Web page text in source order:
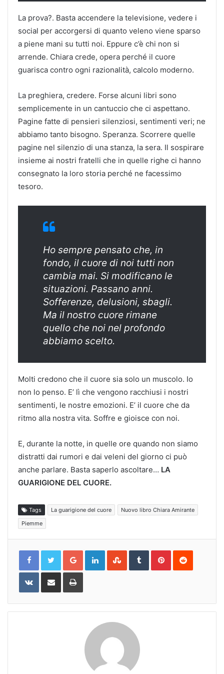
La prova?. Basta accendere la televisione, vedere i
social per accorgersi di quanto veleno viene sparso
a piene mani su tutti noi. Eppure c’è chi non si
arrende. Chiara crede, opera perché il cuore
guarisca contro ogni razionalità, calcolo moderno.
La preghiera, credere. Forse alcuni libri sono
semplicemente in un cantuccio che ci aspettano.
Pagine fatte di pensieri silenziosi, sentimenti veri; ne
abbiamo tanto bisogno. Speranza. Scorrere quelle
pagine nel silenzio di una stanza, la sera. Il sospirare
insieme ai nostri fratelli che in quelle righe ci hanno
consegnato la loro storia perché ne facessimo
tesoro.
Ho sempre pensato che, in
fondo, il cuore di noi tutti non
cambia mai. Si modificano le
situazioni. Passano anni.
Sofferenze, delusioni, sbagli.
Ma il nostro cuore rimane
quello che noi nel profondo
abbiamo scelto.
Molti credono che il cuore sia solo un muscolo. Io
non lo penso. E’ lì che vengono racchiusi i nostri
sentimenti, le nostre emozioni. E’ il cuore che da
ritmo alla nostra vita. Soffre e gioisce con noi.
E, durante la notte, in quelle ore quando non siamo
distratti dai rumori e dai veleni del giorno ci può
anche parlare. Basta saperlo ascoltare… LA
GUARIGIONE DEL CUORE.
Tags La guarigione del cuore
Nuovo libro Chiara Amirante
Piemme
Google+LinkedInStumbleUpon
TumblrPinterestReddit
VKontakteShare
Email
Print